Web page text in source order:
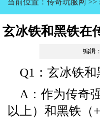
当前位置： 传奇玩服网 >>
玄冰铁和黑铁在
编辑
Q1：玄冰铁
A：作为传奇
以上）和黑铁（